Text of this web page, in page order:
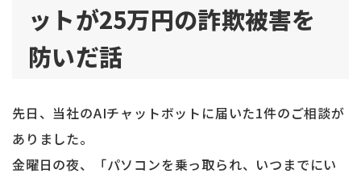
ットが25万円の詐欺被害を
防いだ話
先日、当社のAIチャットボットに届いた1件のご相談が
ありました。
金曜日の夜、「パソコンを乗っ取られ、いつまでにい